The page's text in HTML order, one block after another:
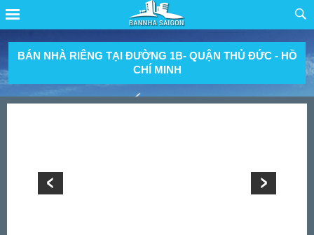
BÁN NHÀ RIÊNG TẠI ĐƯỜNG 1B- QUẬN THỦ ĐỨC - HỒ
CHÍ MINH